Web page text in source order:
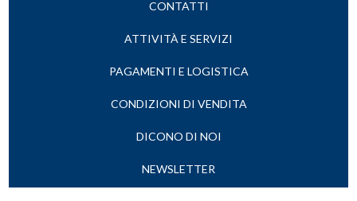
CONTATTI
ATTIVITÀ E SERVIZI
PAGAMENTI E LOGISTICA
CONDIZIONI DI VENDITA
DICONO DI NOI
NEWSLETTER